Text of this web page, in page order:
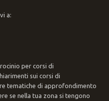
a:
per corsi di
sui corsi di
tematiche di approfondimento
se nella tua zona si tengono